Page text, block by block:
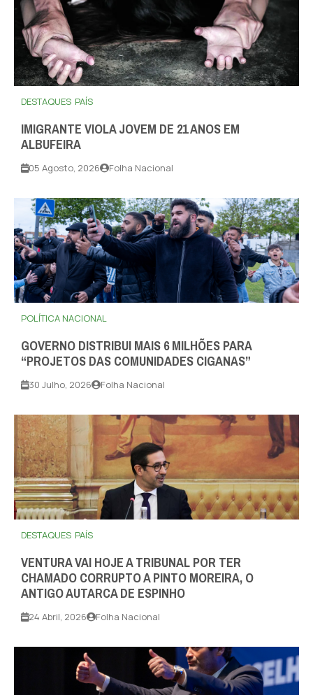
DESTAQUES PAÍS
IMIGRANTE VIOLA JOVEM DE 21 ANOS EM
ALBUFEIRA
05 Agosto, 2026 Folha Nacional
POLÍTICA NACIONAL
GOVERNO DISTRIBUI MAIS 6 MILHÕES PARA
“PROJETOS DAS COMUNIDADES CIGANAS”
30 Julho, 2026 Folha Nacional
DESTAQUES PAÍS
VENTURA VAI HOJE A TRIBUNAL POR TER
CHAMADO CORRUPTO A PINTO MOREIRA, O
ANTIGO AUTARCA DE ESPINHO
24 Abril, 2026 Folha Nacional